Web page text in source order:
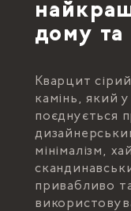
дому та
Кварцит
камінь, який у
поєднується
мінімалізм,
привабливо